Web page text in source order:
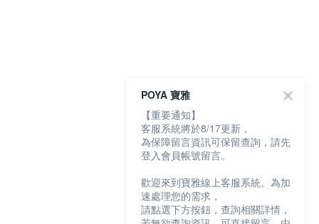
POYA 寶雅
【重要通知】
客服系統將於8/17更新，
為保障留言資訊可保留查詢，請先
登入會員帳號留言。
歡迎來到寶雅線上客服系統。為加
速處理您的需求，
請點選下方按鈕，查詢相關詳情，